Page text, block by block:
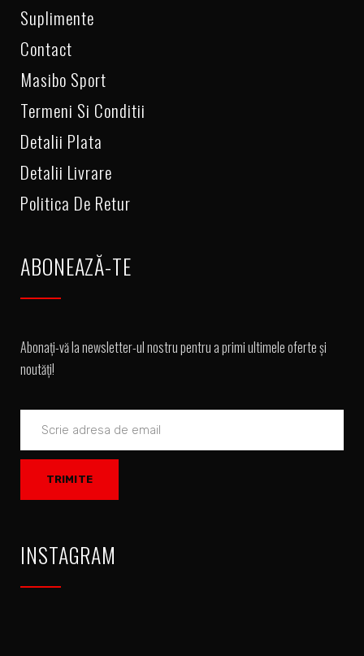
Suplimente
Contact
Masibo Sport
Termeni Si Conditii
Detalii Plata
Detalii Livrare
Politica De Retur
ABONEAZĂ-TE
Abonați-vă la newsletter-ul nostru pentru a primi ultimele oferte și
noutăți!
INSTAGRAM